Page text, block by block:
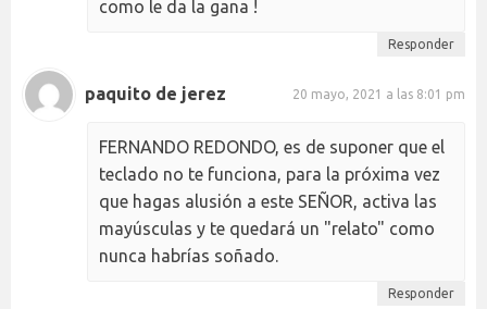
como le da la gana !
Responder
paquito de jerez 20 mayo, 2021 a las 8:01 pm
FERNANDO REDONDO, es de suponer que el
teclado no te funciona, para la próxima vez
que hagas alusión a este SEÑOR, activa las
mayúsculas y te quedará un "relato" como
nunca habrías soñado.
Responder